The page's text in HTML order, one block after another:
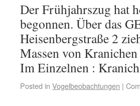
Der Frühjahrszug hat
begonnen. Über das
Heisenbergstraße 2
Massen von
Im Einzelnen :
Posted in Vogelbeobachtungen |